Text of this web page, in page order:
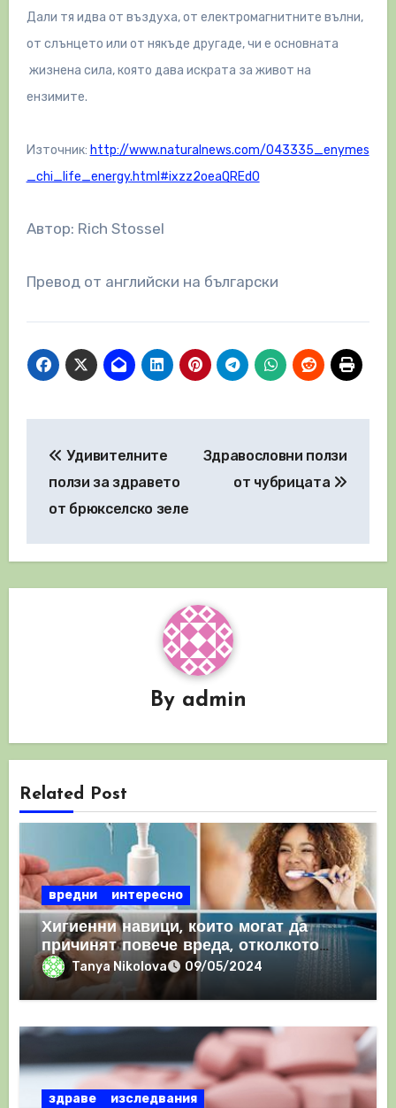
Дали тя идва от въздуха, от електромагнитните вълни,
от слънцето или от някъде другаде, чи е основната
жизнена сила, която дава искрата за живот на
ензимите.
Източник: http://www.naturalnews.com/043335_enymes
_chi_life_energy.html#ixzz2oeaQREd0
Автор: Rich Stossel
Превод от английски на български
Удивителните
ползи за здравето
от брюкселско зеле
Здравословни ползи
от чубрицата
By admin
Related Post
вредни интересно
Хигиенни навици, които могат да
причинят повече вреда, отколкото
ползаTanya Nikolova 09/05/2024
здраве изследвания